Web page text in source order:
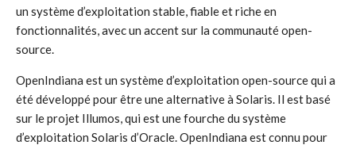
un système d’exploitation stable, fiable et riche en
fonctionnalités, avec un accent sur la communauté open-
source.
OpenIndiana est un système d’exploitation open-source qui a
été développé pour être une alternative à Solaris. Il est basé
sur le projet Illumos, qui est une fourche du système
d’exploitation Solaris d’Oracle. OpenIndiana est connu pour